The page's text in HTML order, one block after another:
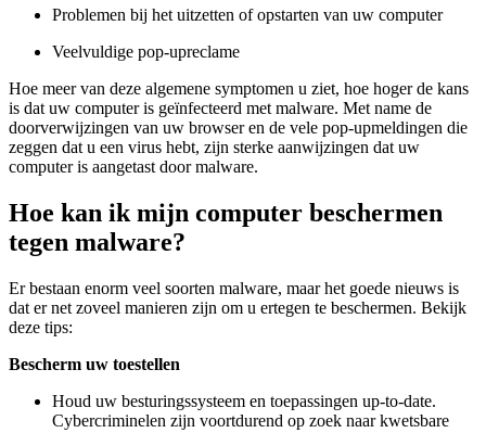
Problemen bij het uitzetten of opstarten van uw computer
Veelvuldige pop-upreclame
Hoe meer van deze algemene symptomen u ziet, hoe hoger de kans
is dat uw computer is geïnfecteerd met malware. Met name de
doorverwijzingen van uw browser en de vele pop-upmeldingen die
zeggen dat u een virus hebt, zijn sterke aanwijzingen dat uw
computer is aangetast door malware.
Hoe kan ik mijn computer beschermen
tegen malware?
Er bestaan enorm veel soorten malware, maar het goede nieuws is
dat er net zoveel manieren zijn om u ertegen te beschermen. Bekijk
deze tips:
Bescherm uw toestellen
Houd uw besturingssysteem en toepassingen up-to-date.
Cybercriminelen zijn voortdurend op zoek naar kwetsbare